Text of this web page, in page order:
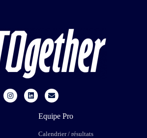
Equipe Pro
Calendrier / résultats